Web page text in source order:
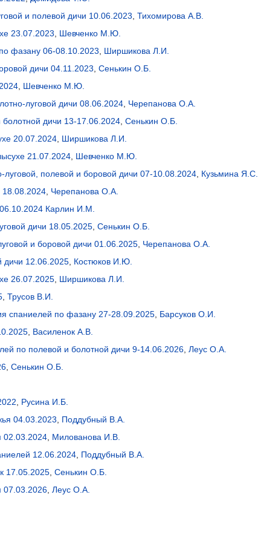
и полевой дичи 10.06.2023, Тихомирова А.В.
23.07.2023, Шевченко М.Ю.
фазану 06-08.10.2023, Ширшикова Л.И.
дичи 04.11.2023, Сенькин О.Б.
, Шевченко М.Ю.
луговой дичи 08.06.2024, Черепанова О.А.
дичи 13-17.06.2024, Сенькин О.Б.
20.07.2024, Ширшикова Л.И.
21.07.2024, Шевченко М.Ю.
луговой, полевой и боровой дичи 07-10.08.2024, Кузьмина Я.С.
18.08.2024, Черепанова О.А.
Карлин И.М.
дичи 18.05.2025, Сенькин О.Б.
и боровой дичи 01.06.2025, Черепанова О.А.
дичи 12.06.2025, Костюков И.Ю.
26.07.2025, Ширшикова Л.И.
, Трусов В.И.
спаниелей по фазану 27-28.09.2025, Барсуков О.И.
, Василенок А.В.
по полевой и болотной дичи 9-14.06.2026, Леус О.А.
, Сенькин О.Б.
, Русина И.Б.
04.03.2023, Поддубный В.А.
02.03.2024, Милованова И.В.
12.06.2024, Поддубный В.А.
17.05.2025, Сенькин О.Б.
07.03.2026, Леус О.А.